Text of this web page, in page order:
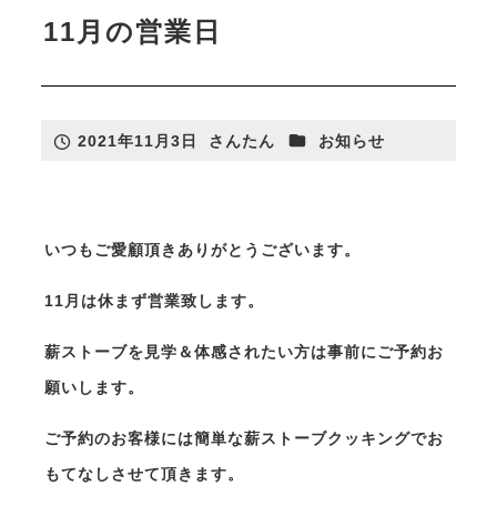
設置の流れ
薪ストーブにかかるお金のこと
さんたんのリフォームについて
リフォームカタログ
11月の営業日
投稿日
2021年11月3日
著
さんたん カテゴリー
お知らせ
いつもご愛顧頂きありがとうございます。
11月は休まず営業致します。
薪ストーブを見学＆体感されたい方は事前にご予約お
願いします。
ご予約のお客様には簡単な薪ストーブクッキングでお
もてなしさせて頂きます。